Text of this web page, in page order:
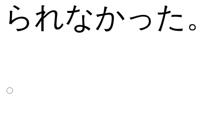
られなかった。